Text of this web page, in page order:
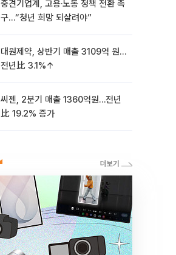
중견기업계, 고용·노동 정책 전환 촉
구…“청년 희망 되살려야”
대원제약, 상반기 매출 3109억 원…
전년比 3.1%↑
씨젠, 2분기 매출 1360억원…전년
比 19.2% 증가